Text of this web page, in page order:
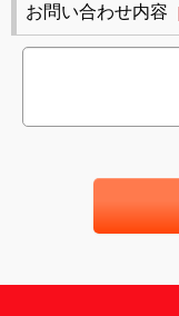
お問い合わせ内容